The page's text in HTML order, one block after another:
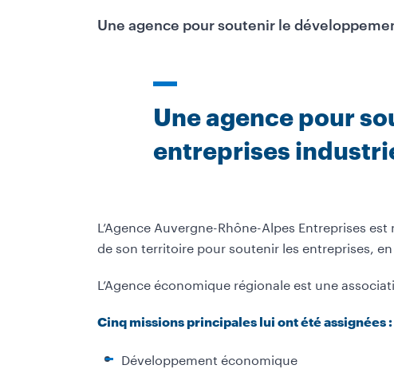
Une agence pour soutenir le
Une agence pour
entreprises
L’Agence Auvergne-Rhône-Alpes Entreprises
de son territoire pour soutenir les entreprises,
L’Agence économique régionale est une
Cinq missions principales lui ont été assignées :
Développement économique